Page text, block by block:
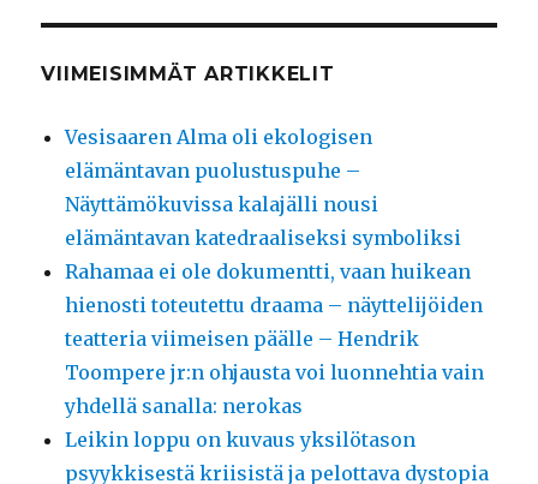
VIIMEISIMMÄT ARTIKKELIT
Vesisaaren Alma oli ekologisen
elämäntavan puolustuspuhe –
Näyttämökuvissa kalajälli nousi
elämäntavan katedraaliseksi symboliksi
Rahamaa ei ole dokumentti, vaan huikean
hienosti toteutettu draama – näyttelijöiden
teatteria viimeisen päälle – Hendrik
Toompere jr:n ohjausta voi luonnehtia vain
yhdellä sanalla: nerokas
Leikin loppu on kuvaus yksilötason
psyykkisestä kriisistä ja pelottava dystopia